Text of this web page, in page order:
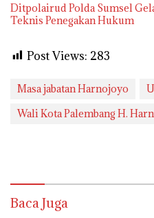
Ditpolairud Polda Sumsel
Teknis Penegakan Hukum
Post Views: 283
Masa jabatan Harnojoyo
Wali Kota Palembang H.
Baca Juga